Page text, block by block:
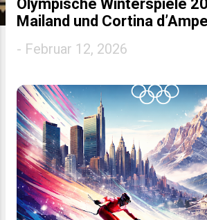
Olympische Winterspiele
Mailand und Cortina
- Februar 12, 2026